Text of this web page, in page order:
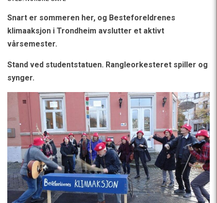
Snart er sommeren her, og Besteforeldrenes
klimaaksjon i Trondheim avslutter et aktivt
vårsemester.
Stand ved studentstatuen. Rangleorkesteret spiller og
synger.